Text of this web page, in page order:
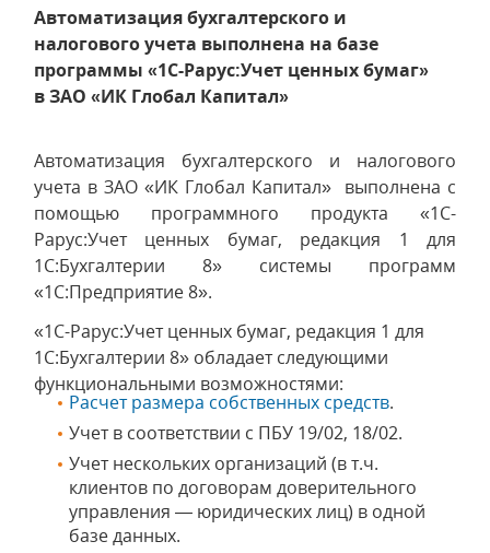
Автоматизация бухгалтерского и
налогового учета выполнена на базе
программы «1С-Рарус:Учет ценных бумаг»
в ЗАО «ИК Глобал Капитал»
Автоматизация бухгалтерского и налогового
учета в ЗАО «ИК Глобал Капитал» выполнена с
помощью программного продукта «1C-
Рарус:Учет ценных бумаг, редакция 1 для
1С:Бухгалтерии 8» системы программ
«1С:Предприятие 8».
«1C-Рарус:Учет ценных бумаг, редакция 1 для
1С:Бухгалтерии 8» обладает следующими
функциональными возможностями:
Расчет размера собственных средств.
Учет в соответствии с ПБУ 19/02, 18/02.
Учет нескольких организаций (в т.ч.
клиентов по договорам доверительного
управления — юридических лиц) в одной
базе данных.